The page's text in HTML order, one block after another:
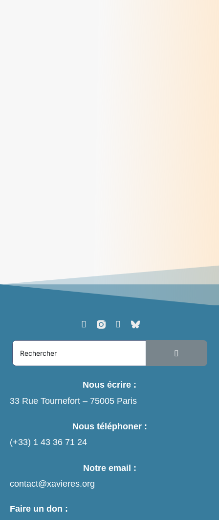
Nous écrire :
33 Rue Tournefort – 75005 Paris
Nous téléphoner :
(+33) 1 43 36 71 24
Notre email :
contact@xavieres.org
Faire un don :